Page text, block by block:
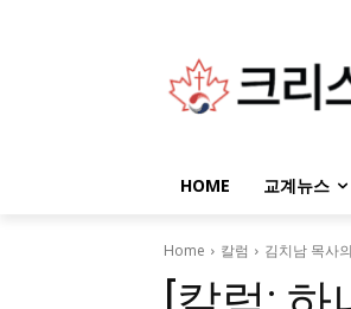
HOME 교계뉴스
Home 칼럼 김치남 목사